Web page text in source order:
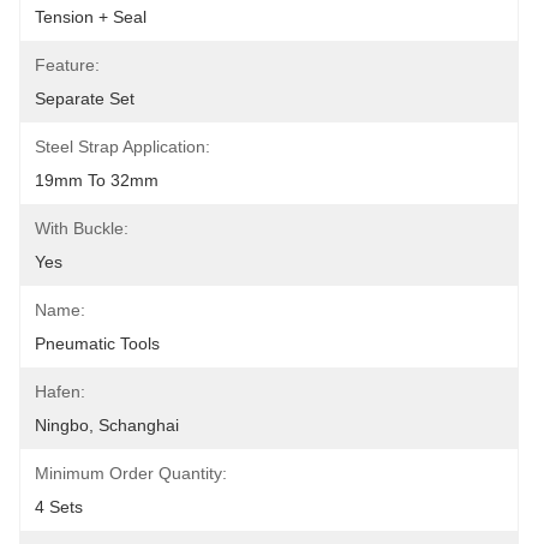
Tension + Seal
Feature:
Separate Set
Steel Strap Application:
19mm To 32mm
With Buckle:
Yes
Name:
Pneumatic Tools
Hafen:
Ningbo, Schanghai
Minimum Order Quantity:
4 Sets